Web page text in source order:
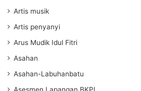
Artis musik
Artis penyanyi
Arus Mudik Idul Fitri
Asahan
Asahan-Labuhanbatu
Asesmen Lapangan BKPI